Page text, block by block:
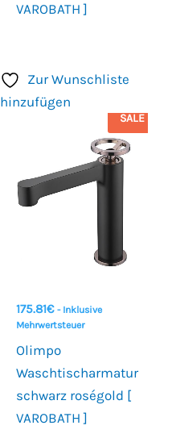
VAROBATH ]
Zur Wunschliste
hinzufügen
SALE
175.81€ - Inklusive
Mehrwertsteuer
Olimpo
Waschtischarmatur
schwarz roségold [
VAROBATH ]